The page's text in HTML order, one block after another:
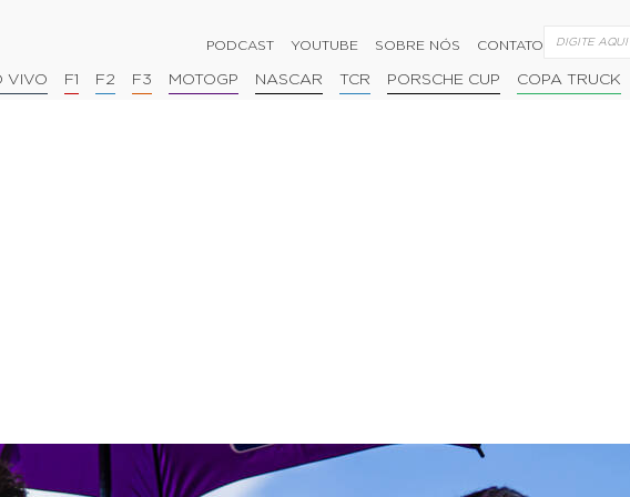
PODCAST YOUTUBE SOBRE NÓS CONTATO
VIVO F1 F2 F3 MOTOGP NASCAR TCR PORSCHE CUP COPA TRUCK